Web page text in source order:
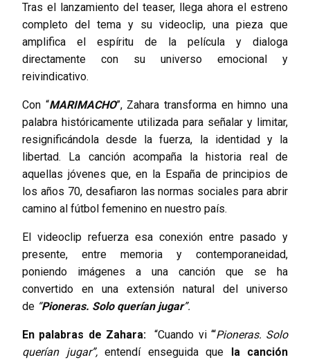
Tras el lanzamiento del teaser, llega ahora el estreno
completo del tema y su videoclip, una pieza que
amplifica el espíritu de la película y dialoga
directamente con su universo emocional y
reivindicativo.
Con “MARIMACHO”, Zahara transforma en himno una
palabra históricamente utilizada para señalar y limitar,
resignificándola desde la fuerza, la identidad y la
libertad. La canción acompaña la historia real de
aquellas jóvenes que, en la España de principios de
los años 70, desafiaron las normas sociales para abrir
camino al fútbol femenino en nuestro país.
El videoclip refuerza esa conexión entre pasado y
presente, entre memoria y contemporaneidad,
poniendo imágenes a una canción que se ha
convertido en una extensión natural del universo
de “Pioneras. Solo querían jugar”.
En palabras de Zahara:“Cuando vi ‘“Pioneras. Solo
querían jugar”, entendí enseguida que la canción